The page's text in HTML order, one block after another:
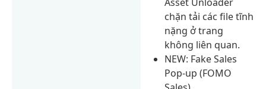
chặn tải các file tĩnh
nặng ở trang
không liên quan.
NEW: Fake Sales
Pop-up (FOMO